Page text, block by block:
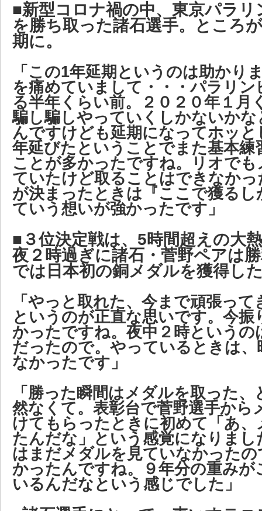
■新型コロナ禍の中、東京パラリ
を勝ち取った諸石選手。ところ
期に。
「この1年延期というのは助かり
を痛めていまして・・・パラリン
る半年くらい前。２０２０年１月
騙し騙しやっていくしかないか
んですけども延期になってホッと
年延びたということでまた基本練
ことが多かったですね。リオで
ていたけど取ることはできなかっ
が決まったときは『ここで獲るし
ていう想いが強かったです」
■３位決定戦は、5時間超えの大
夜２時過ぎに諸石・菅野ペアは
では日本初の銅メダルを獲得し
「やっと取れた、今まで頑張っ
というのが正直な思いです。今振
かったですね。夜中２時というの
だったので。やっているときは、
なかったです」
「勝った瞬間はメダルを取った
然なくて。表彰台で菅野選手から
けてもらったときに初めて「あ、
たんだな」という感覚になりまし
はまだメダルを見ていなかったの
かったんですね。９年分の重みが
いるんだなという感じでした」